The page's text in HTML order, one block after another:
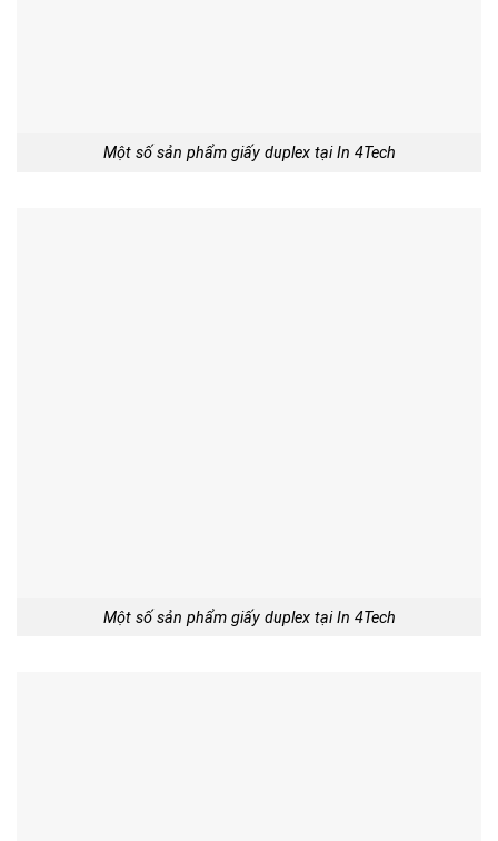
Một số sản phẩm giấy duplex tại In 4Tech
Một số sản phẩm giấy duplex tại In 4Tech